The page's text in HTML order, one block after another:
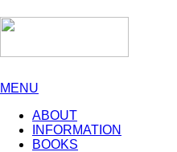
MENU
ABOUT
INFORMATION
BOOKS